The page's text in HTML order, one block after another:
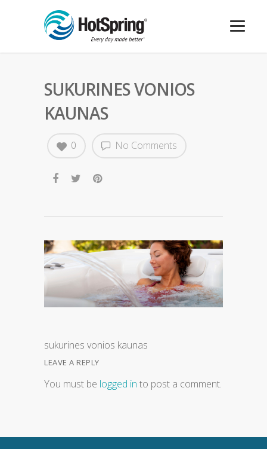
SUKURINES VONIOS
KAUNAS
No Comments
0
sukurines vonios kaunas
LEAVE A REPLY
You must be logged in to post a comment.